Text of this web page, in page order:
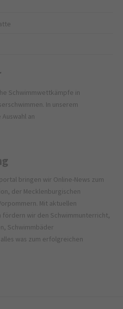
Schwimmwettkämpfe in
In unserem
an
bringen wir Online-News zum
der Mecklenburgischen
Mit aktuellen
fördern wir den Schwimmunterricht,
Schwimmbäder
was zum erfolgreichen